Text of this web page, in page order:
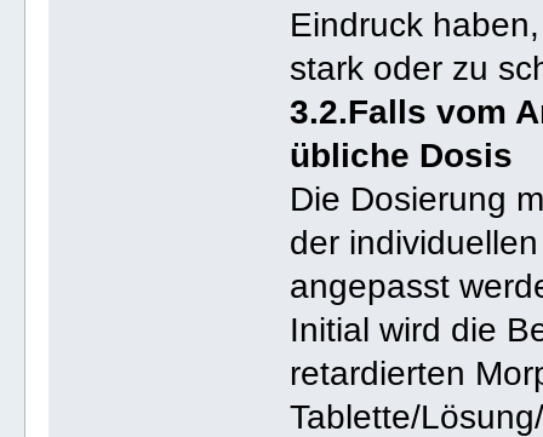
Eindruck
stark oder zu
3.2.Falls vom
übliche Dosis
Die Dosierung
der
angepasst
Initial wird die
retardierten
Tablette/